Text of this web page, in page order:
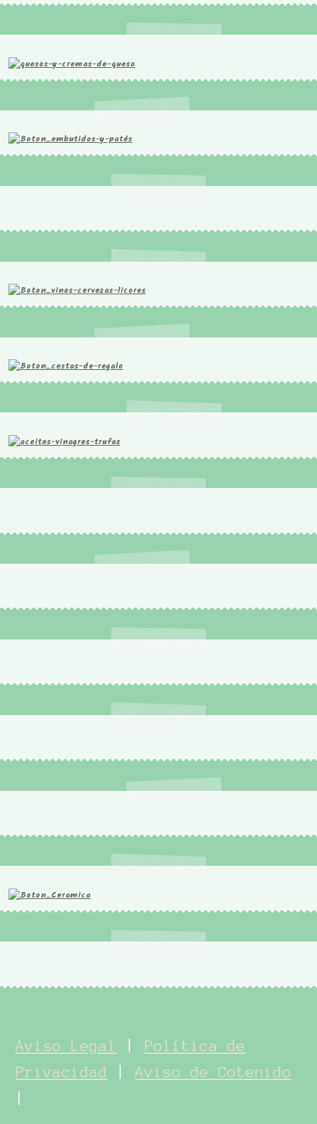
Aviso Legal
Política de
Privacidad
|Aviso de Cotenido